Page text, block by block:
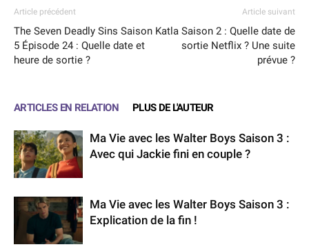
Article précédent
The Seven Deadly Sins Saison
5 Épisode 24 : Quelle date et
heure de sortie ?
Article suivant
Katla Saison 2 : Quelle date de
sortie Netflix ? Une suite
prévue ?
ARTICLES EN RELATION PLUS DE L'AUTEUR
Ma Vie avec les Walter Boys Saison 3 :
Avec qui Jackie fini en couple ?
Ma Vie avec les Walter Boys Saison 3 :
Explication de la fin !